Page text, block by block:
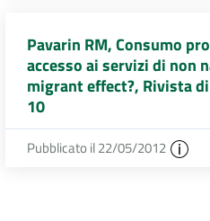
Pavarin RM, Consumo
accesso ai servizi di non
migrant effect?, Rivista
10
Pubblicato il 22/05/2012